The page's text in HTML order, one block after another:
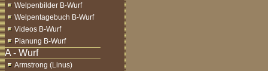
Welpenbilder B-Wurf
Welpentagebuch B-Wurf
Videos B-Wurf
Planung B-Wurf
Armstrong (Linus)